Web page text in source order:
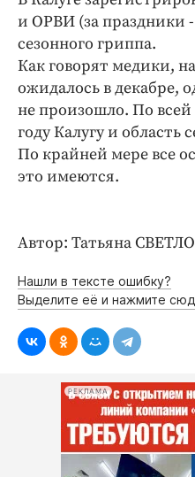
Блоги
Издания
Медиаперсона
Интересное чтиво
Клиника года
Бренд года
и ОРВИ (за праздники -
сезонного гриппа.
Как говорят медики,
ожидалось в декабре,
не произошло. По
году Калугу и область
По крайней мере все
это имеются.
Автор: Татьяна
Нашли в тексте ошибку?
Выделите её и нажмите
РЕКЛАМА